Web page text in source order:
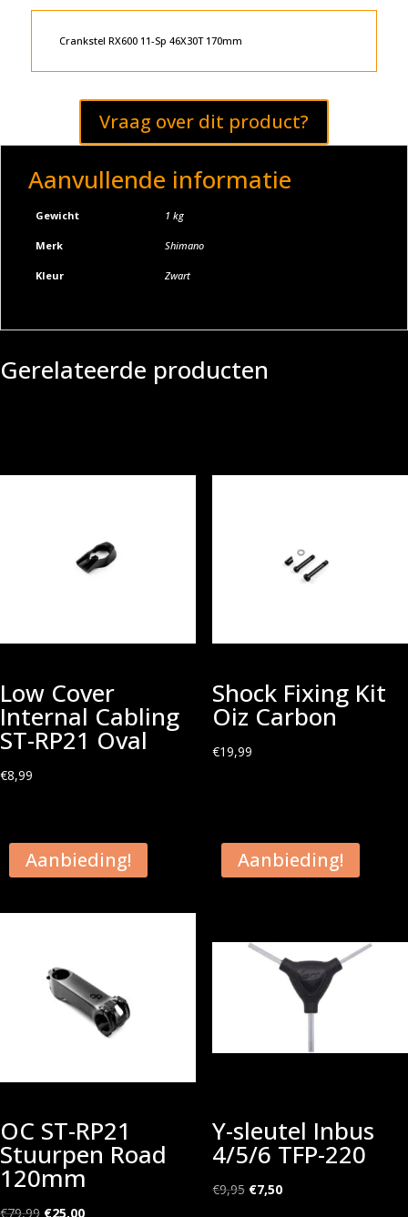
Crankstel RX600 11-Sp 46X30T 170mm
Vraag over dit product?
Aanvullende informatie
Gewicht 1 kg
Merk Shimano
Kleur Zwart
Gerelateerde producten
Low Cover
Internal Cabling
ST-RP21 Oval
€8,99
Shock Fixing Kit
Oiz Carbon
€19,99
Aanbieding!
OC ST-RP21
Stuurpen Road
120mm
€79,99 Oorspronkelijke
€25,00Huidige
Aanbieding!
Y-sleutel Inbus
4/5/6 TFP-220
€9,95 Oorspronkelijke
€7,50Huidige